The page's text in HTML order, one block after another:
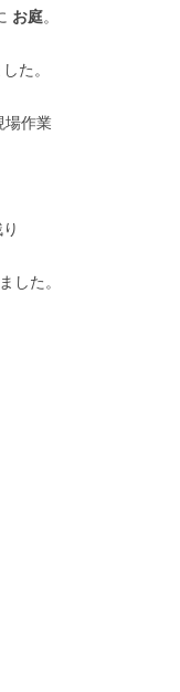
お庭。
た。
場作業
した。